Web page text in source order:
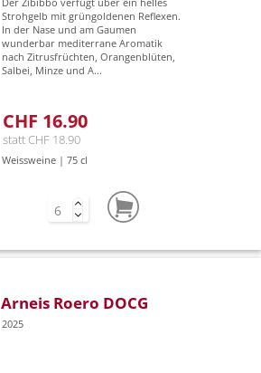
Strohgelb mit grüngoldenen Reflexen.
In der Nase und am Gaumen
wunderbar mediterrane Aromatik
nach Zitrusfrüchten, Orangenblüten,
Salbei, Minze und A...
CHF 16.90
statt CHF 18.90
Weissweine | 75 cl
Arneis Roero DOCG
2025